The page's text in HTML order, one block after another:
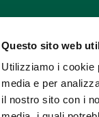
Questo sito web
Utilizziamo i cookie
media e per
il nostro sito con i